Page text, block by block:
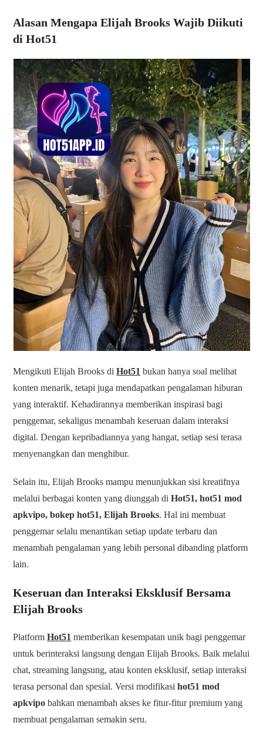
Alasan Mengapa Elijah Brooks Wajib Diikuti
di Hot51
Mengikuti Elijah Brooks diHot51 bukan hanya soal melihat
konten menarik, tetapi juga mendapatkan pengalaman hiburan
yang interaktif. Kehadirannya memberikan inspirasi bagi
penggemar, sekaligus menambah keseruan dalam interaksi
digital. Dengan kepribadiannya yang hangat, setiap sesi terasa
menyenangkan dan menghibur.
Selain itu, Elijah Brooks mampu menunjukkan sisi kreatifnya
melalui berbagai konten yang diunggah diHot51, hot51 mod
apkvipo, bokep hot51, Elijah Brooks. Hal ini membuat
penggemar selalu menantikan setiap update terbaru dan
menambah pengalaman yang lebih personal dibanding platform
lain.
Keseruan dan Interaksi Eksklusif Bersama
Elijah Brooks
PlatformHot51 memberikan kesempatan unik bagi penggemar
untuk berinteraksi langsung dengan Elijah Brooks. Baik melalui
chat, streaming langsung, atau konten eksklusif, setiap interaksi
terasa personal dan spesial. Versi modifikasihot51 mod
apkvipo bahkan menambah akses ke fitur-fitur premium yang
membuat pengalaman semakin seru.